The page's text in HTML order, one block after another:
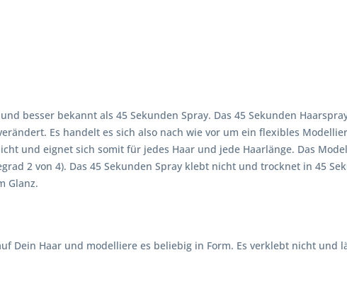
besser bekannt als 45 Sekunden Spray. Das 45 Sekunden
Es handelt es sich also nach wie vor um ein flexibles
und eignet sich somit für jedes Haar und jede Haarlänge. Das
2 von 4). Das 45 Sekunden Spray klebt nicht und trocknet in 45
Glanz.
Dein Haar und modelliere es beliebig in Form. Es verklebt nicht und